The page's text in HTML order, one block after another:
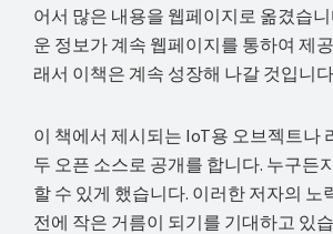
어서 많은 내용을 웹페이지로 옮겼습
운 정보가 계속 웹페이지를 통하여 제
래서 이책은 계속 성장해 나갈 것입니
이 책에서 제시되는 IoT용 오브젝트나
두 오픈 소스로 공개를 합니다. 누구든
할 수 있게 했습니다. 이러한 저자의 노
전에 작은 거름이 되기를 기대하고 있